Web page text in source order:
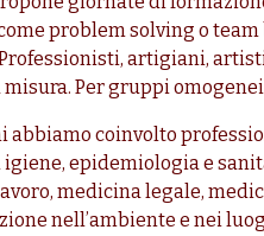
problem solving o
artigiani,
Per gruppi
abbiamo coinvolto
epidemiologia e
medicina legale,
nell’ambiente e nei